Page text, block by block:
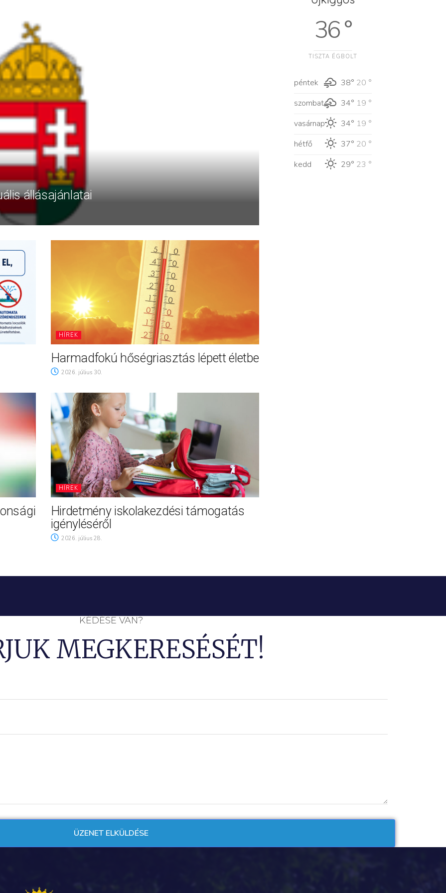
állásajánlatai
HÍREK
Harmadfokú hőségriasztás lépett életbe
2026. július 30.
HÍREK
Hirdetmény iskolakezdési támogatás
igényléséről
2026. július 28.
36 °
TISZTA ÉGBOLT
péntek 38° 20 °
szombat
34° 19 °
vasárnap
34° 19 °
hétfő
37° 20 °
kedd
29° 23 °
KÉDÉSE VAN?
MEGKERESÉSÉT!